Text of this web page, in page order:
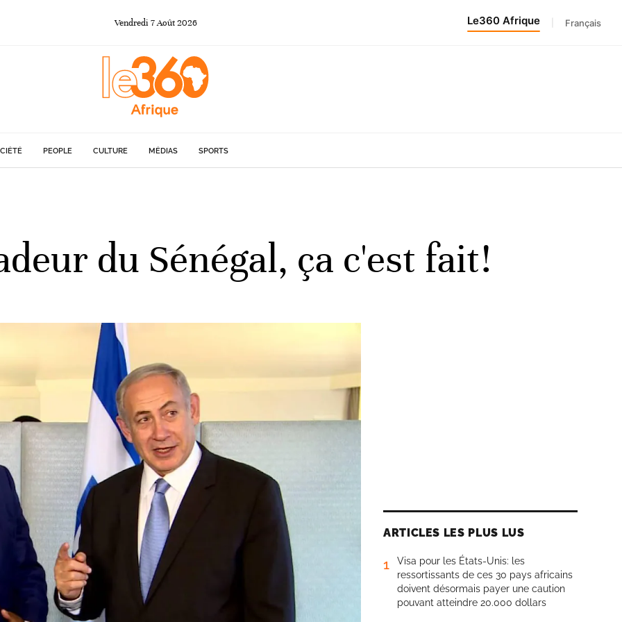
Vendredi 7Août 2026 Le360 Afrique Français
PEOPLE CULTURE MÉDIAS SPORTS
du Sénégal, ça c'est fait!
ARTICLES LES PLUS LUS
1
Visa pour les États-Unis: les
ressortissants de ces 30 pays africains
doivent désormais payer une caution
pouvant atteindre 20.000 dollars